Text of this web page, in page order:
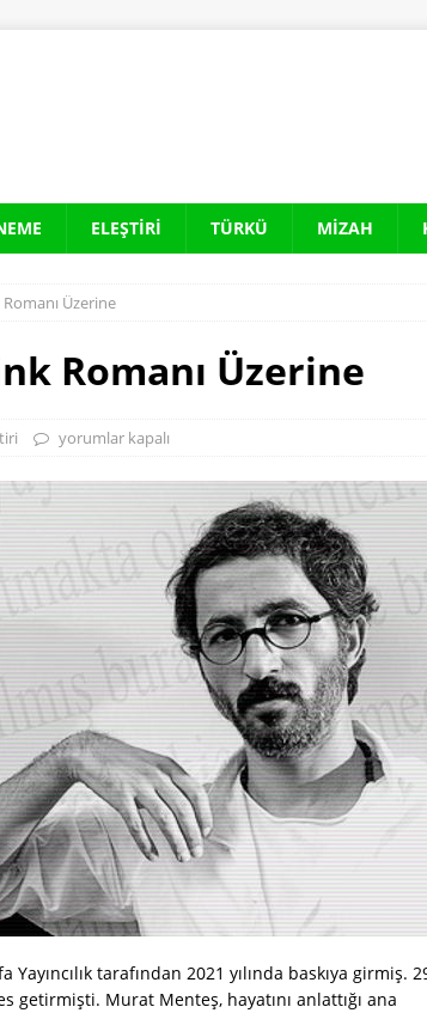
ELEŞTIRI TÜRKÜ MIZAH
Üzerine
Romanı Üzerine
yorumlar kapalı
Yayıncılık tarafından 2021 yılında baskıya girmiş.
Murat Menteş, hayatını anlattığı ana